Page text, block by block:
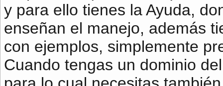
y para ello tienes la Ayuda,
enseñan el manejo, además
con ejemplos, simplemente
Cuando tengas un dominio